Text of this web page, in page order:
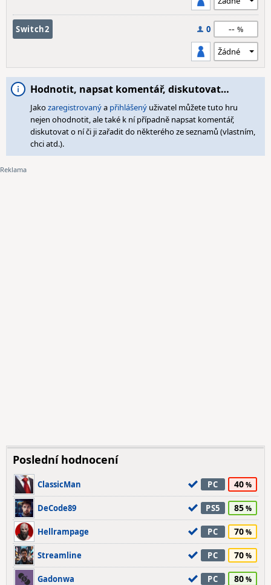
Switch2 0 --
Hodnotit, napsat komentář, diskutovat…
Jakozaregistrovanýa přihlášený uživatel můžete tuto hru
nejen ohodnotit, ale také k ní případně napsat komentář,
diskutovat o ní či ji zařadit do některého ze seznamů (vlastním,
chci atd.).
Poslední hodnocení
ClassicMan PC 40
DeCode89 PS5 85
Hellrampage PC 70
Streamline PC 70
Gadonwa PC 80